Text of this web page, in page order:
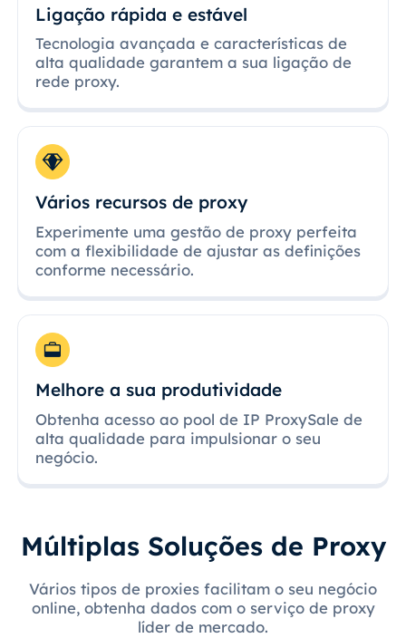
Ligação rápida e estável
Tecnologia avançada e características de
alta qualidade garantem a sua ligação de
rede proxy.
Vários recursos de proxy
Experimente uma gestão de proxy perfeita
com a flexibilidade de ajustar as definições
conforme necessário.
Melhore a sua produtividade
Obtenha acesso ao pool de IP ProxySale de
alta qualidade para impulsionar o seu
negócio.
Múltiplas Soluções de Proxy
Vários tipos de proxies facilitam o seu negócio
online, obtenha dados com o serviço de proxy
líder de mercado.